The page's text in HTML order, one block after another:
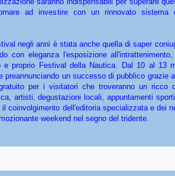
ad investire con un rinnovato sistema
negli anni è stata anche quella di saper
con eleganza l'esposizione
e proprio Festival della Nautica. Dal 10 al 13
preannunciando un successo di pubblico grazie
per i visitatori che troveranno un ricco
artisti, degustazioni locali, appuntamenti
coinvolgimento dell'editoria specializzata e dei
weekend nel segno del tridente.